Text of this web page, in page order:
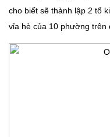
cho biết sẽ thành lập 2 tổ
vỉa hè của 10 phường trên